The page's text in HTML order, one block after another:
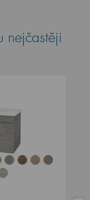
nejčastěji